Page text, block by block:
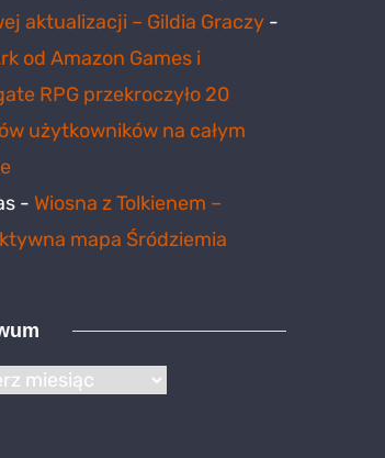
aktualizacji – Gildia Graczy -
od Amazon Games i
RPG przekroczyło 20
użytkowników na całym
- Wiosna z Tolkienem –
mapa Śródziemia